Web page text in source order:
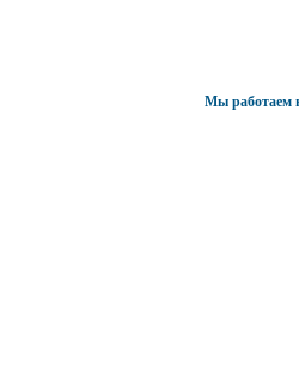
Мы работаем